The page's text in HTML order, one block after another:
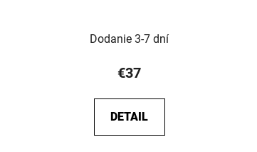
Dodanie 3-7 dní
€37
DETAIL